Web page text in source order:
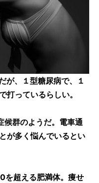
が、１型糖尿病で、１
打っているらしい。
候群のようだ。電車通
が多く悩んでいるとい
を超える肥満体。痩せ